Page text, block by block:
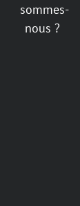
sommes-
nous ?